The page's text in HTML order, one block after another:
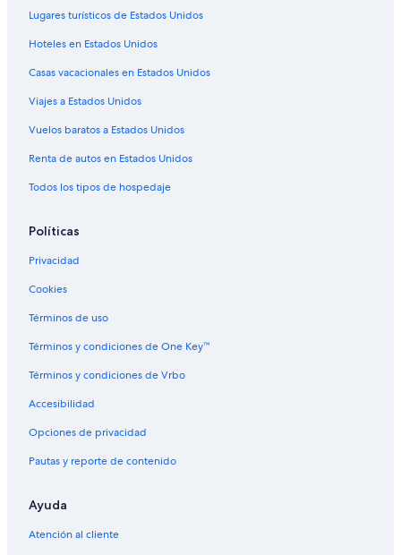
Hoteles cerca de Mercado Namdaemun
Lugares turísticos de Estados Unidos
Hoteles en Estados Unidos
Casas vacacionales en Estados Unidos
Viajes a Estados Unidos
Vuelos baratos a Estados Unidos
Renta de autos en Estados Unidos
Todos los tipos de hospedaje
Políticas
Privacidad
Cookies
Términos de uso
Términos y condiciones de One Key™
Términos y condiciones de Vrbo
Accesibilidad
Opciones de privacidad
Pautas y reporte de contenido
Ayuda
Atención al cliente